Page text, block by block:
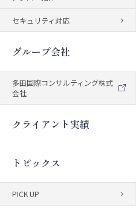
セキュリティ対応
グループ会社
多田国際コンサルティング株式
会社
クライアント実績
トピックス
PICK UP